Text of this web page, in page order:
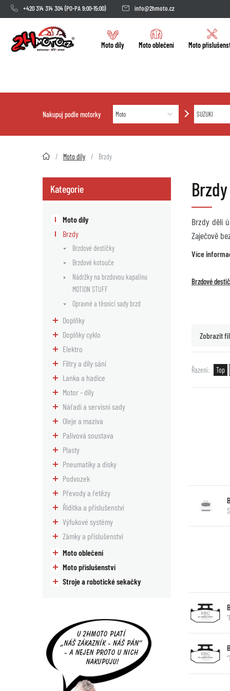
+420 314 314 304(PO-PA 9:00-15:00) info@2hmoto.cz
Moto díly Moto oblečení Moto
Nakupuj podle motorky
2HMOTO.cz Moto díly Brzdy
Kategorie
Moto díly
Brzdy
Brzdové destičky
Brzdové kotouče
Nádržky na brzdovou kapalinu
MOTION STUFF
Opravné a těsnící sady brzd
Doplňky
Doplňky cyklo
Elektro
Filtry a díly sání
Lanka a hadice
Motor - díly
Nářadí a servisní sady
Oleje a maziva
Palivová soustava
Plasty
Pneumatiky a disky
Podvozek
Převody a řetězy
Řídítka a příslušenství
Výfukové systémy
Zámky a příslušenství
Moto oblečení
Moto příslušenství
Stroje a robotické sekačky
Brzdy dělí
Zaječově
Více
Brzdové
Zobrazit
Řazení Top